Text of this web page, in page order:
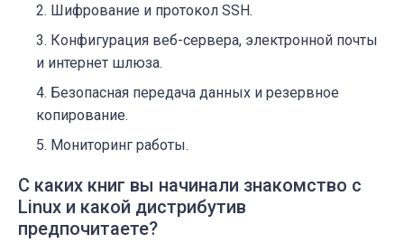
Шифрование и протокол SSH.
Конфигурация веб-сервера, электронной почты
и интернет шлюза.
Безопасная передача данных и резервное
копирование.
Мониторинг работы.
С каких книг вы начинали знакомство с
Linux и какой дистрибутив
предпочитаете?